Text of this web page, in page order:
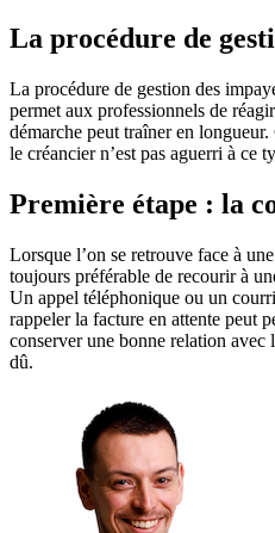
La procédure de
La procédure de gestion des
permet aux professionnels de
démarche peut traîner en
le créancier n’est pas aguerri à ce
Première étape : la
Lorsque l’on se retrouve face à
toujours préférable de recourir à
Un appel téléphonique ou un
rappeler la facture en attente peut
conserver une bonne relation avec
dû.